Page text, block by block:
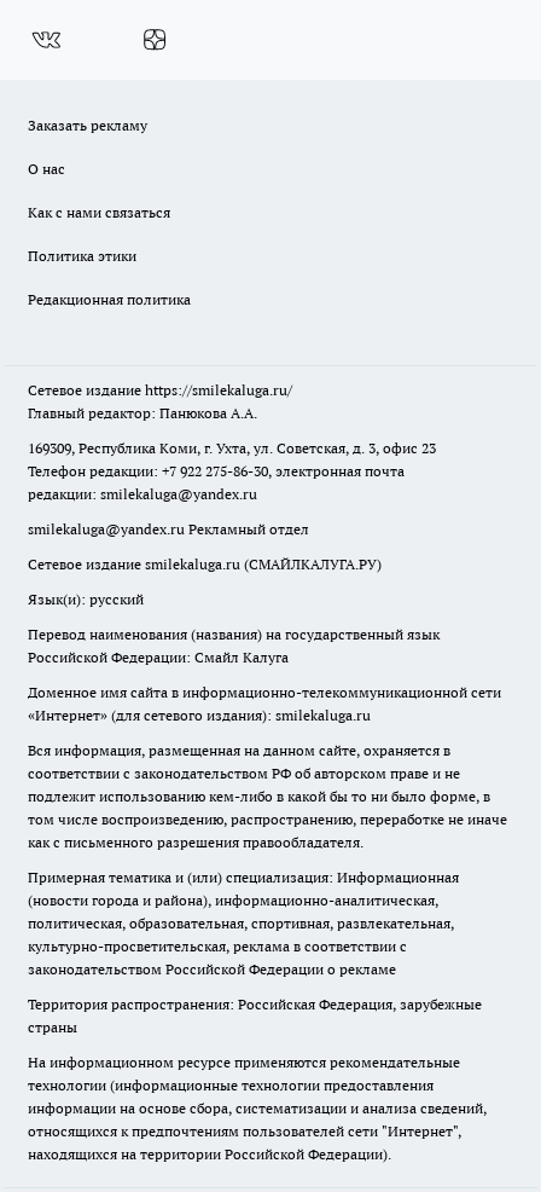
Заказать рекламу
О нас
Как с нами связаться
Политика этики
Редакционная политика
Сетевое издание https://smilekaluga.ru/
Главный редактор: Панюкова А.А.
169309, Республика Коми, г. Ухта, ул. Советская, д. 3, офис 23
Телефон редакции: +7 922 275-86-30, электронная почта
редакции: smilekaluga@yandex.ru
smilekaluga@yandex.ru Рекламный отдел
Сетевое издание smilekaluga.ru (СМАЙЛКАЛУГА.РУ)
Язык(и): русский
Перевод наименования (названия) на государственный язык
Российской Федерации: Смайл Калуга
Доменное имя сайта в информационно-телекоммуникационной сети
«Интернет» (для сетевого издания): smilekaluga.ru
Вся информация, размещенная на данном сайте, охраняется в
соответствии с законодательством РФ об авторском праве и не
подлежит использованию кем-либо в какой бы то ни было форме, в
том числе воспроизведению, распространению, переработке не иначе
как с письменного разрешения правообладателя.
Примерная тематика и (или) специализация: Информационная
(новости города и района), информационно-аналитическая,
политическая, образовательная, спортивная, развлекательная,
культурно-просветительская, реклама в соответствии с
законодательством Российской Федерации о рекламе
Территория распространения: Российская Федерация, зарубежные
страны
На информационном ресурсе применяются рекомендательные
технологии (информационные технологии предоставления
информации на основе сбора, систематизации и анализа сведений,
относящихся к предпочтениям пользователей сети "Интернет",
находящихся на территории Российской Федерации).